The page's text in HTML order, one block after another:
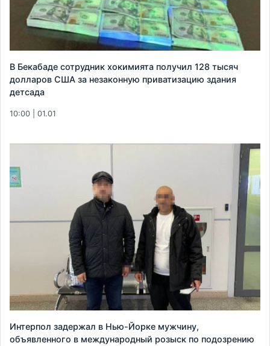
В Бекабаде сотрудник хокимията получил 128 тысяч
долларов США за незаконную приватизацию здания
детсада
10:00 | 01.01
Интерпол задержал в Нью-Йорке мужчину,
объявленного в международный розыск по подозрению